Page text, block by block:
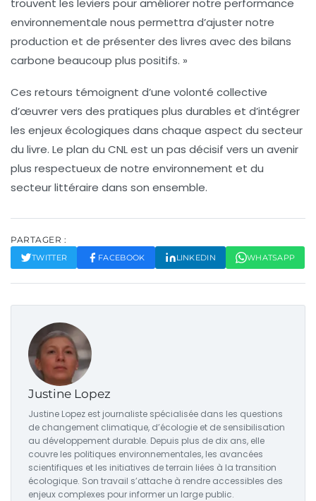
environnementale nous permettra d’ajuster notre
production et de présenter des livres avec des bilans
carbone beaucoup plus positifs. »
Ces retours témoignent d’une volonté collective
d’œuvrer vers des pratiques plus durables et d’intégrer
les enjeux écologiques dans chaque aspect du secteur
du livre. Le plan du CNL est un pas décisif vers un avenir
plus respectueux de notre environnement et du
secteur littéraire dans son ensemble.
PARTAGER :
TWITTER FACEBOOK LINKEDIN WHATSAPP
Justine Lopez
Justine Lopez est journaliste spécialisée dans les questions
de changement climatique, d’écologie et de sensibilisation
au développement durable. Depuis plus de dix ans, elle
couvre les politiques environnementales, les avancées
scientifiques et les initiatives de terrain liées à la transition
écologique. Son travail s’attache à rendre accessibles des
enjeux complexes pour informer un large public.